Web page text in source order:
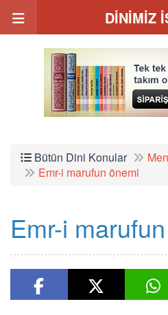
DİNİMİZ
Bütün Dini Konular
Emr-i marufun önemi
Emr-i